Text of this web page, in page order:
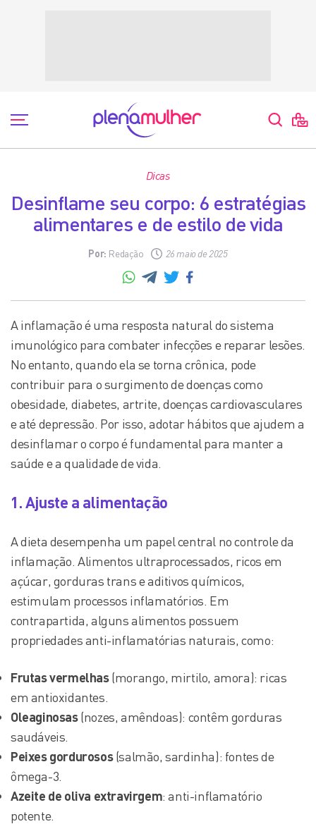
Dicas
Desinflame seu corpo: 6 estratégias
alimentares e de estilo de vida
Por: Redação 26 maio de 2025
A inflamação é uma resposta natural do sistema
imunológico para combater infecções e reparar lesões.
No entanto, quando ela se torna crônica, pode
contribuir para o surgimento de doenças como
obesidade, diabetes, artrite, doenças cardiovasculares
e até depressão. Por isso, adotar hábitos que ajudem a
desinflamar o corpo é fundamental para manter a
saúde e a qualidade de vida.
1. Ajuste a alimentação
A dieta desempenha um papel central no controle da
inflamação. Alimentos ultraprocessados, ricos em
açúcar, gorduras trans e aditivos químicos,
estimulam processos inflamatórios. Em
contrapartida, alguns alimentos possuem
propriedades anti-inflamatórias naturais, como:
Frutas vermelhas(morango, mirtilo, amora): ricas
em antioxidantes.
Oleaginosas(nozes, amêndoas): contêm gorduras
saudáveis.
Peixes gordurosos(salmão, sardinha): fontes de
ômega-3.
Azeite de oliva extravirgem: anti-inflamatório
potente.